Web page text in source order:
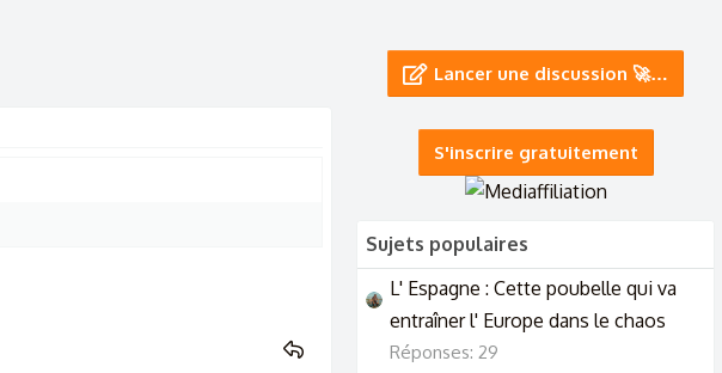
Lancer une discussion 🚀…
S'inscrire gratuitement
Sujets populaires
L' Espagne : Cette poubelle qui va
entraîner l' Europe dans le chaos
Réponses: 29